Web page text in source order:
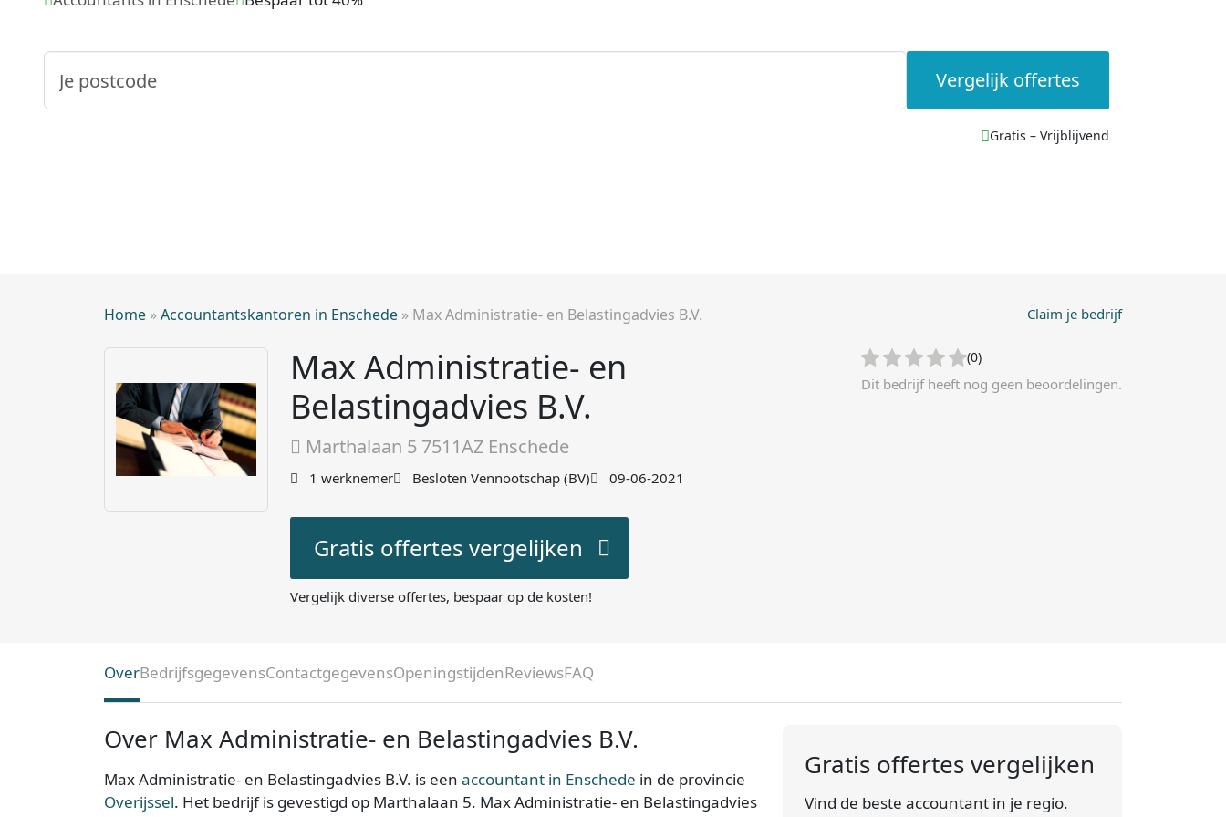
Vergelijk offertes
Gratis – Vrijblijvend
Home »Accountantskantoren in Enschede » Max Administratie- en Belastingadvies B.V. Claim je bedrijf
Max Administratie- en
Belastingadvies B.V.
Marthalaan 5 7511AZ Enschede
1 werknemer Besloten Vennootschap (BV) 09-06-2021
(0)
Dit bedrijf heeft nog geen beoordelingen.
Gratis offertes vergelijken
Vergelijk diverse offertes, bespaar op de kosten!
OverBedrijfsgegevensContactgegevensOpeningstijdenReviewsFAQ
Over Max Administratie- en Belastingadvies B.V.
Max Administratie- en Belastingadvies B.V. is een accountant in Enschede in de provincie
Overijssel. Het bedrijf is gevestigd op Marthalaan 5. Max Administratie- en Belastingadvies
Gratis offertes vergelijken
Vind de beste accountant in je regio.